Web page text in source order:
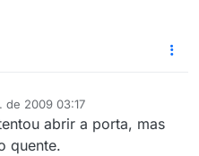
de 2009 03:17
abrir a porta, mas
quente.